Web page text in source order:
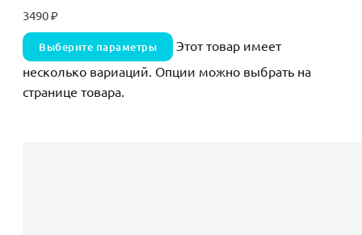
3490₽
Выберите параметры
Этот товар имеет
несколько вариаций. Опции можно выбрать на
странице товара.